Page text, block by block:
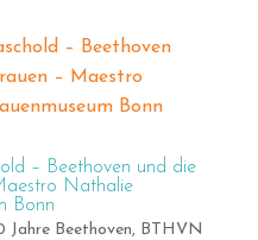
– Beethoven und die
Nathalie
Bonn
Jahre Beethoven, BTHVN